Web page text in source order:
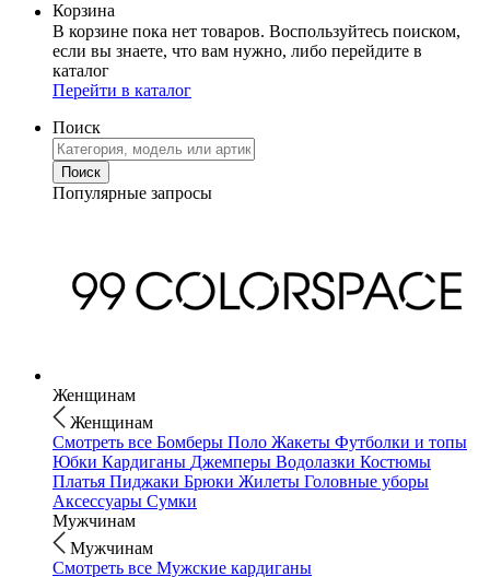
Корзина
В корзине пока нет товаров. Воспользуйтесь поиском,
если вы знаете, что вам нужно, либо перейдите в
каталог
Перейти в каталог
Поиск
Популярные запросы
Женщинам
Женщинам
Смотреть все Бомберы Поло Жакеты Футболки и топы
Юбки Кардиганы Джемперы Водолазки Костюмы
Платья Пиджаки Брюки Жилеты Головные уборы
Аксессуары Сумки
Мужчинам
Мужчинам
Смотреть все Мужские кардиганы